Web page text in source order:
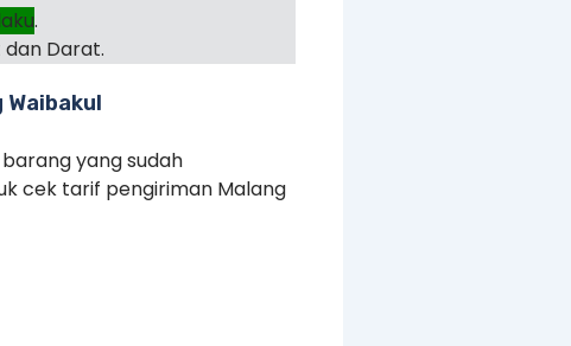
.
dan Darat.
yang sudah
cek tarif pengiriman Malang